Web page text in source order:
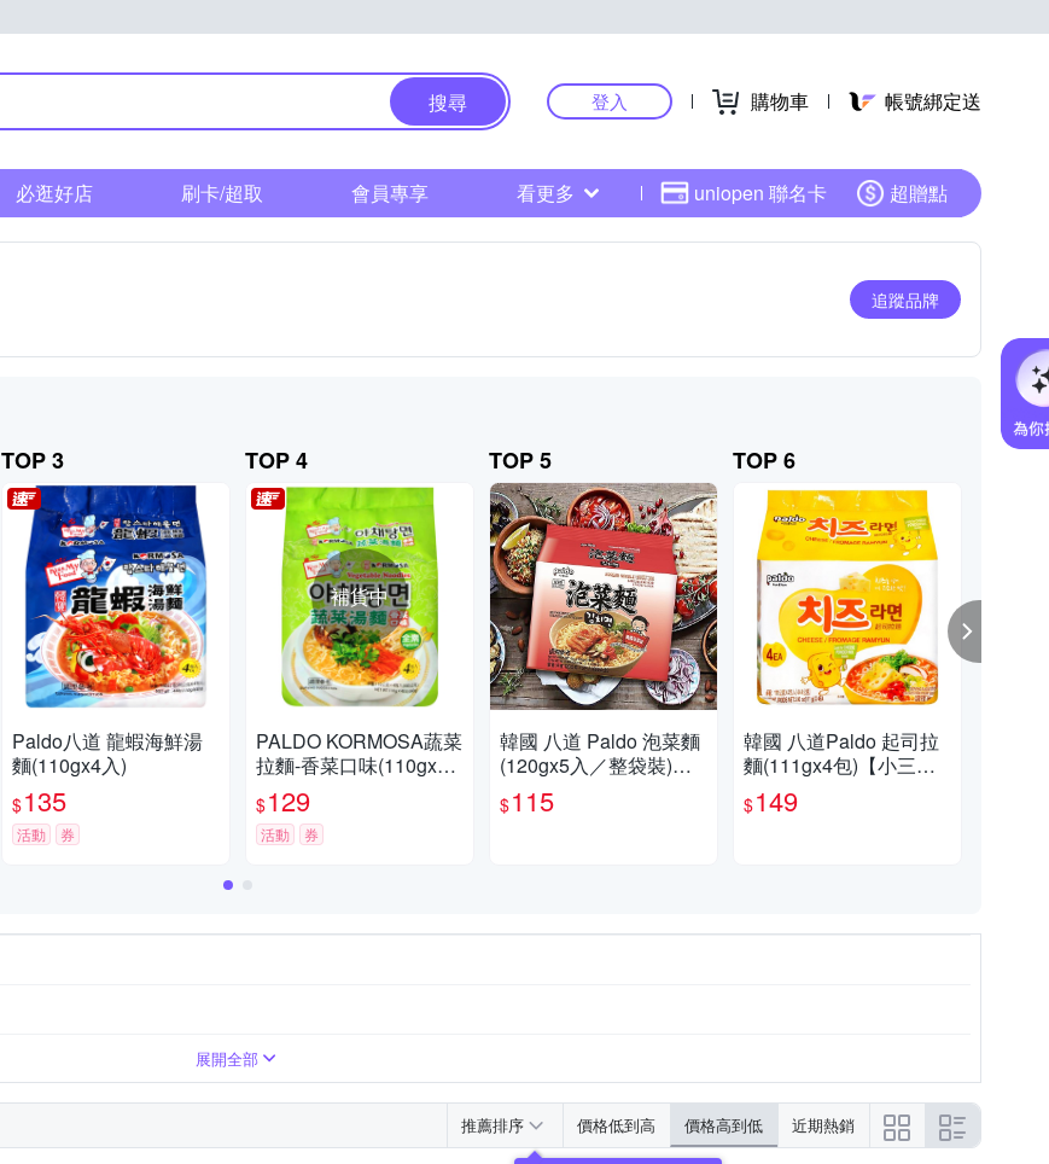
搜尋 登入 購物車 帳號綁定送
必逛好店 刷卡/超取 會員專享 看更多 uniopen 聯名卡 超贈點
追蹤品牌
TOP 3
Paldo八道 龍蝦海鮮湯
麵(110gx4入)
$135
活動 券
TOP 4
補貨中
PALDO KORMOSA蔬菜
拉麵-香菜口味(110gx4
入)
$129
活動 券
TOP 5
韓國 八道 Paldo 泡菜麵
(120gx5入／整袋裝)
【小三美日】 DS01950
1
$115
TOP 6
韓國 八道Paldo 起司拉
麵(111gx4包)【小三美
日】團購／泡麵 D1009
41 颱風 消夜 泡麵 韓泡
$149
展開全部
推薦排序 價格低到高 價格高到低 近期熱銷